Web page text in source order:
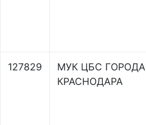
127829
МУК ЦБС ГОРОДА
КРАСНОДАРА